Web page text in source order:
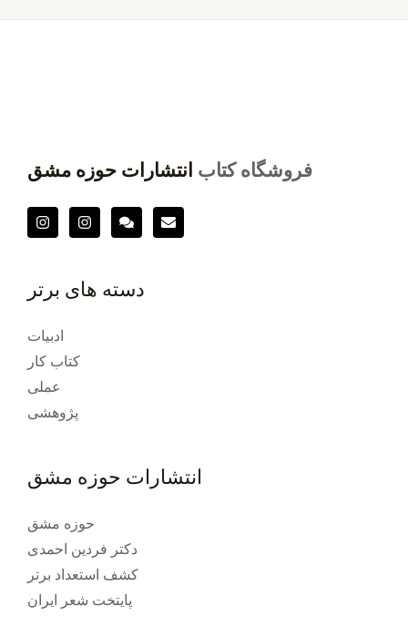
فروشگاه کتاب انتشارات حوزه مشق
دسته های برتر
ادبیات
کتاب کار
عملی
پژوهشی
انتشارات حوزه مشق
حوزه مشق
دکتر فردین احمدی
کشف استعداد برتر
پایتخت شعر ایران